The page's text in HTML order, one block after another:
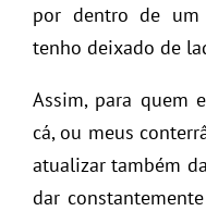
por dentro de
tenho deixado de
Assim, para quem
cá, ou meus
atualizar também
dar constantemente